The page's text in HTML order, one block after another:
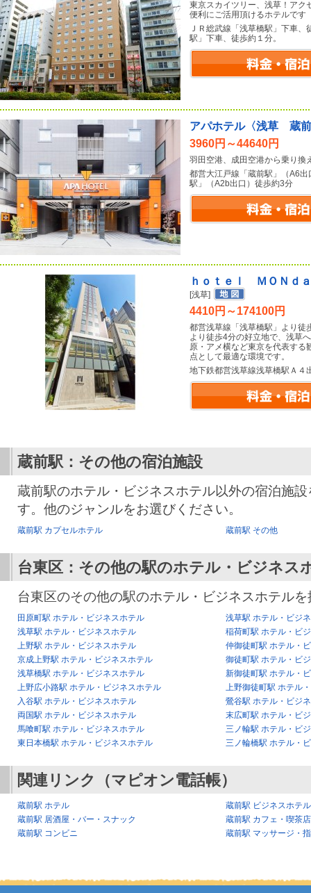
東京スカイツリー、浅草！アク
便利にご活用頂けるホテルです
ＪＲ総武線「浅草橋駅」下車
駅」下車、徒歩約１分。
アパホテル〈浅草 蔵
3960円～44640円
羽田空港、成田空港から乗り
都営大江戸線「蔵前駅」（A6
駅」（A2b出口）徒歩約3分
ｈｏｔｅｌ ＭＯＮｄ
[浅草]
4410円～174100円
都営浅草線「浅草橋駅」より徒
より徒歩4分の好立地で、浅草
原・アメ横など東京を代表する
点として最適な環境です。
地下鉄都営浅草線浅草橋駅Ａ
蔵前駅：その他の宿泊施設
蔵前駅のホテル・ビジネスホテル以外の宿泊施
す。他のジャンルをお選びください。
蔵前駅 カプセルホテル 蔵前駅 その他
台東区：その他の駅のホテル・ビジネス
台東区のその他の駅のホテル・ビジネスホテル
田原町駅 ホテル・ビジネスホテル
浅草駅 ホテル・ビジ
浅草駅 ホテル・ビジネスホテル
稲荷町駅 ホテル・ビ
上野駅 ホテル・ビジネスホテル
仲御徒町駅 ホテル・
京成上野駅 ホテル・ビジネスホテル
御徒町駅 ホテル・ビ
浅草橋駅 ホテル・ビジネスホテル
新御徒町駅 ホテル・
上野広小路駅 ホテル・ビジネスホテル
上野御徒町駅 ホテル
入谷駅 ホテル・ビジネスホテル
鶯谷駅 ホテル・ビジ
両国駅 ホテル・ビジネスホテル
末広町駅 ホテル・ビ
馬喰町駅 ホテル・ビジネスホテル
三ノ輪駅 ホテル・ビ
東日本橋駅 ホテル・ビジネスホテル
三ノ輪橋駅 ホテル・
関連リンク（マピオン電話帳）
蔵前駅 ホテル
蔵前駅 ビジネスホテル
蔵前駅 居酒屋・バー・スナック
蔵前駅 カフェ・喫茶店
蔵前駅 コンビニ
蔵前駅 マッサージ・